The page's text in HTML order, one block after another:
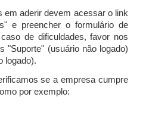
em aderir devem acessar o link
e preencher o formulário de
de dificuldades, favor nos
"Suporte" (usuário não logado)
logado).
se a empresa cumpre
por exemplo: